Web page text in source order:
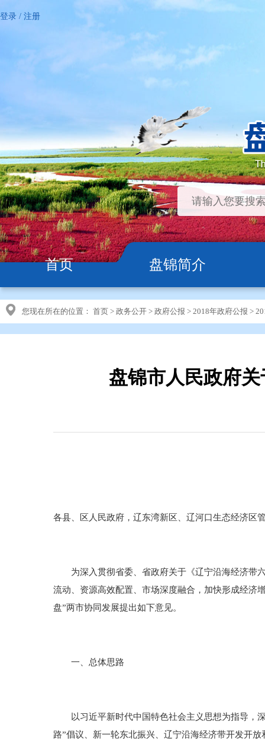
登录 / 注册
首页 盘锦简介
您现在所在的位置： 首页 > 政务公开 > 政府公报 > 2018年政府公报 >
盘锦市人民政府
各县、区人民政府，辽东湾新区、辽河口生态经济区
为深入贯彻省委、省政府关于《辽宁沿海经济带六
流动、资源高效配置、市场深度融合，加快形成经济
盘”两市协同发展提出如下意见。
一、总体思路
以习近平新时代中国特色社会主义思想为指导，深
路”倡议、新一轮东北振兴、辽宁沿海经济带开发开